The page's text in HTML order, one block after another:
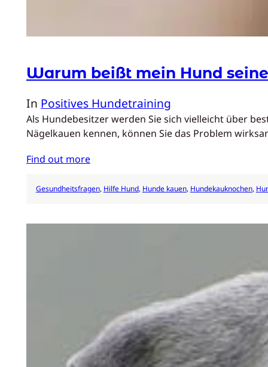
Warum beißt mein Hund
In Positives Hundetraining
Als Hundebesitzer werden Sie sich vielleicht über
Nägelkauen kennen, können Sie das Problem
Find out more
Gesundheitsfragen, Hilfe Hund, Hunde kauen, Hundekauknochen,